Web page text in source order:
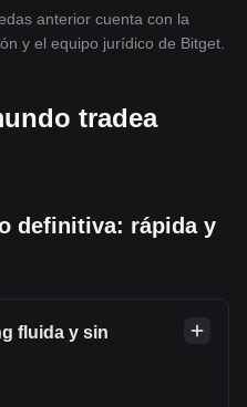
anterior cuenta con la
y el equipo jurídico de Bitget.
tradea
definitiva: rápida y
fluida y sin